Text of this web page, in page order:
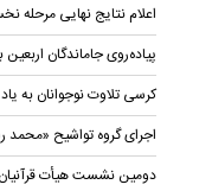
اعلام نتایج نهایی
پیاده‌روی جاماندگان
کرسی تلاوت نوجوانان به
اجرای گروه تواشیح «محمد
دومین نشست هیأت قرآنیان